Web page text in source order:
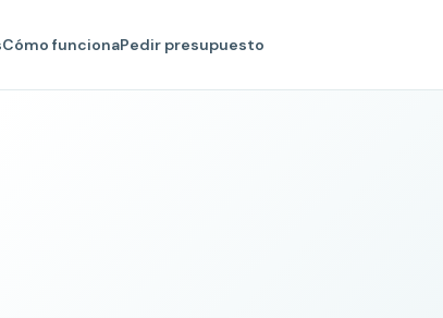
Cómo funcionaPedir presupuesto